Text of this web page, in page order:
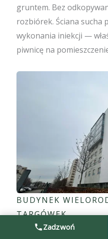
gruntem. Bez
rozbiórek. Ściana sucha
wykonania iniekcji —
piwnicę na
BUDYNEK
TARGÓWEK
Iniekcja epoksydowa
Zadzwoń